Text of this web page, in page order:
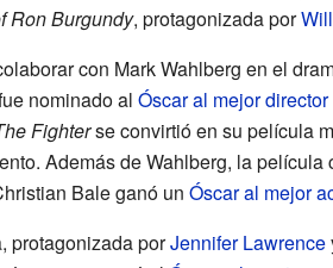
Ron Burgundy, protagonizada por
con Mark Wahlberg en el
nominado al Óscar al mejor director
Fighterse convirtió en su película
Además de Wahlberg, la
Bale ganó un Óscar al mejor
protagonizada porJennifer Lawrence